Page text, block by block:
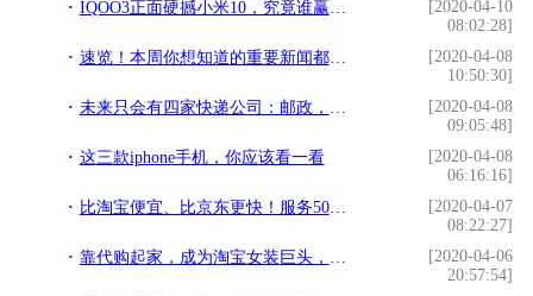
IQOO3正面硬撼小米10，究竟谁赢了？看看这三点你就知道了
[2020-04-10
08:02:28]
速览！本周你想知道的重要新闻都在这了
[2020-04-08
10:50:30]
未来只会有四家快递公司：邮政，京东，顺丰，菜鸟快递。
[2020-04-08
09:05:48]
这三款iphone手机，你应该看一看
[2020-04-08
06:16:16]
比淘宝便宜、比京东更快！服务50万村民，网络乡村是如何做到的？
[2020-04-07
08:22:27]
靠代购起家，成为淘宝女装巨头，还被哈佛商学院写进教学案例
[2020-04-06
20:57:54]